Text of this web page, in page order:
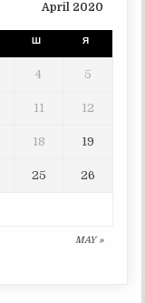
April 2020
Ш Я
MAY »
4 5
11 12
18 19
25 26